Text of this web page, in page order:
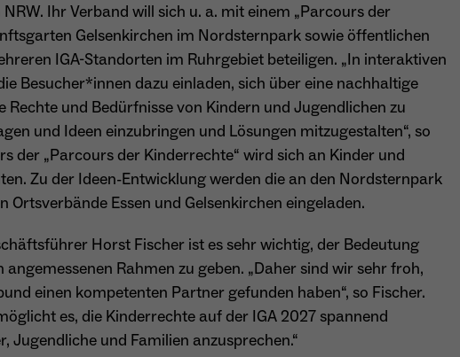
Zweck
Speichert den Zustimmungsstatus des Benutzers
für Cookies auf der aktuellen Domäne.
Name MATOMO_SESSID
Anbieter Matomo
Laufzeit Sitzung
Zweck
Temporäre Session-ID, ohne personenbezogene
Daten.
Name _ga
Anbieter Google Analytics
Laufzeit 1 Jahr
Ihr Verband will sich u. a. mit einem „Parcours der
Gelsenkirchen im Nordsternpark sowie öffentlichen
IGA-Standorten im Ruhrgebiet beteiligen. „In interaktiven
Besucher*innen dazu einladen, sich über eine nachhaltige
Rechte und Bedürfnisse von Kindern und Jugendlichen zu
und Ideen einzubringen und Lösungen mitzugestalten“, so
der „Parcours der Kinderrechte“ wird sich an Kinder und
Zu der Ideen-Entwicklung werden die an den Nordsternpark
Ortsverbände Essen und Gelsenkirchen eingeladen.
Horst Fischer ist es sehr wichtig, der Bedeutung
Rahmen zu geben. „Daher sind wir sehr froh,
einen kompetenten Partner gefunden haben“, so Fischer.
es, die Kinderrechte auf der IGA 2027 spannend
Jugendliche und Familien anzusprechen.“